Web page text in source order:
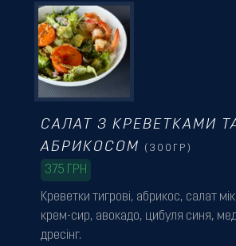
Креветки тигрові, абрикос, салат
крем-сир, авокадо, цибуля синя,
дресінг.
САЛАТ З КРЕВЕТКАМИ
АБРИКОСОМ
(300ГР)
375 ГРН